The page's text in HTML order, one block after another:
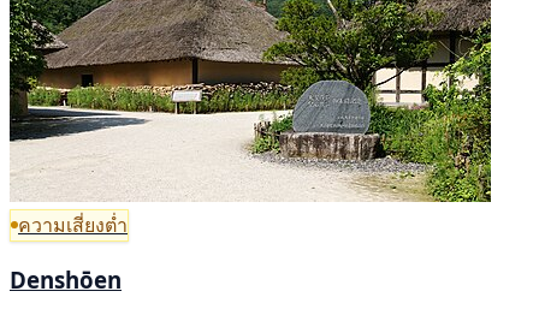
ความเสี่ยงต่ำ
Denshōen